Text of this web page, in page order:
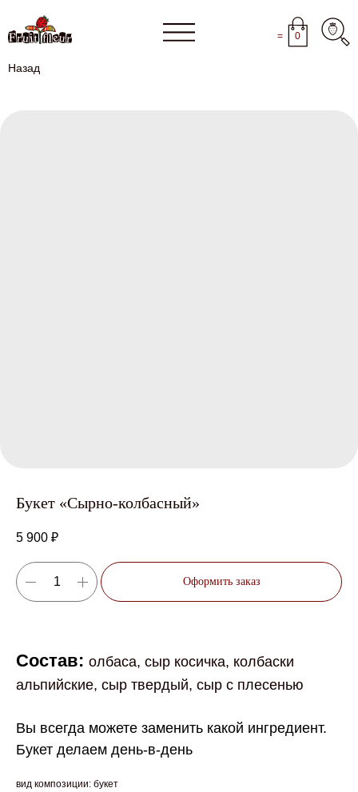
Назад
0
=
Букет «Сырно-колбасный»
5 900 ₽
Оформить заказ
Состав: олбаса, сыр косичка, колбаски
альпийские, сыр твердый, сыр с плесенью
Вы всегда можете заменить какой ингредиент.
Букет делаем день-в-день
вид композиции: букет